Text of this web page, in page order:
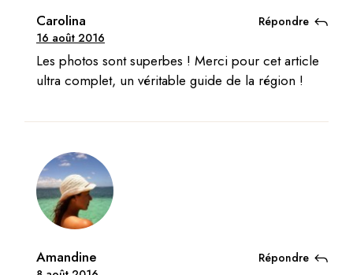
Carolina
16 août 2016
Les photos sont superbes ! Merci pour cet article
ultra complet, un véritable guide de la région !
Répondre
Amandine Répondre